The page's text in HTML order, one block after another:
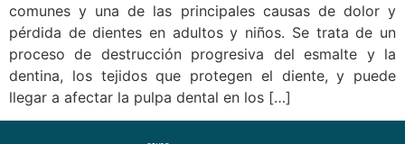
comunes y una de las principales causas de dolor y
pérdida de dientes en adultos y niños. Se trata de un
proceso de destrucción progresiva del esmalte y la
dentina, los tejidos que protegen el diente, y puede
llegar a afectar la pulpa dental en los […]